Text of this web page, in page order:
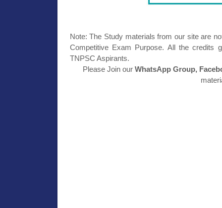
Note: The Study materials from our site are
Competitive Exam Purpose. All the credits
TNPSC Aspirants.
Please Join ourWhatsApp Group,